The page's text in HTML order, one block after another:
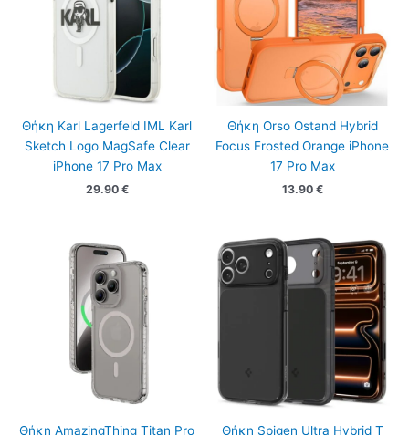
Θήκη Karl Lagerfeld IML Karl
Sketch Logo MagSafe Clear
iPhone 17 Pro Max
29.90 €
Θήκη Orso Ostand Hybrid
Focus Frosted Orange iPhone
17 Pro Max
13.90 €
Θήκη AmazingThing Titan Pro Θήκη Spigen Ultra Hybrid T